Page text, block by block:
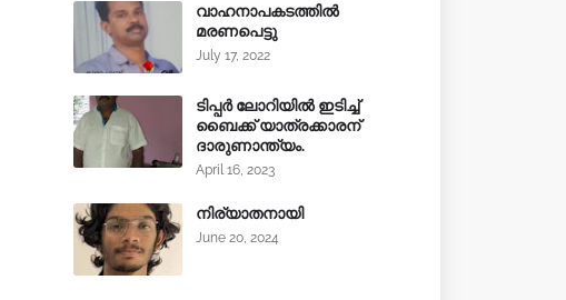
വാഹനാപകടത്തിൽ
മരണപെട്ടു
July 17, 2022
ടിപ്പർ ലോറിയിൽ ഇടിച്ച്
ബൈക്ക് യാത്രക്കാരന്
ദാരുണാന്ത്യം.
April 16, 2023
നിര്യാതനായി
June 20, 2024